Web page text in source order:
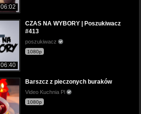
06:02
06:40
CZAS NA WYBORY | Poszukiwacz
#413
poszukiwacz
1080p
Barszcz z pieczonych buraków
Video Kuchnia Pl
1080p